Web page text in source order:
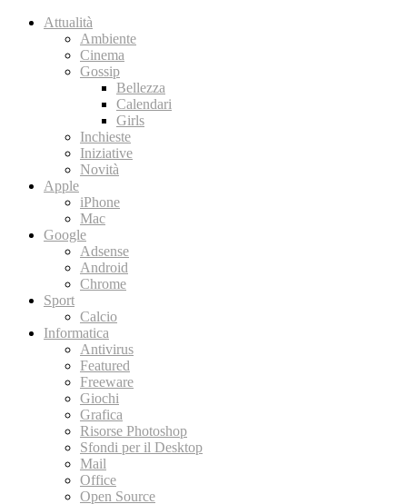
Attualità
Ambiente
Cinema
Gossip
Bellezza
Calendari
Girls
Inchieste
Iniziative
Novità
Apple
iPhone
Mac
Google
Adsense
Android
Chrome
Sport
Calcio
Informatica
Antivirus
Featured
Freeware
Giochi
Grafica
Risorse Photoshop
Sfondi per il Desktop
Mail
Office
Open Source